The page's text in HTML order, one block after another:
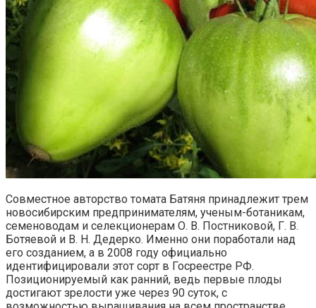
Совместное авторство томата Батяня принадлежит трем
новосибирским предпринимателям, ученым-ботаникам,
семеноводам и селекционерам О. В. Постниковой, Г. В.
Ботяевой и В. Н. Дедерко. Именно они поработали над
его созданием, а в 2008 году официально
идентифицировали этот сорт в Госреестре РФ.
Позиционируемый как ранний, ведь первые плоды
достигают зрелости уже через 90 суток, с